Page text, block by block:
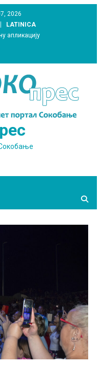
2026
LATINICA
апликацију